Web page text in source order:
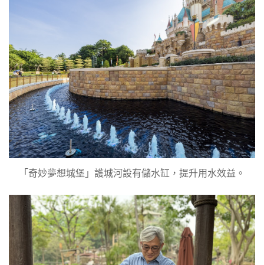
「奇妙夢想城堡」護城河設有儲水缸，提升用水效益。